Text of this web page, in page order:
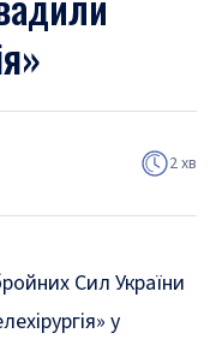
2 хв
Сил України
у